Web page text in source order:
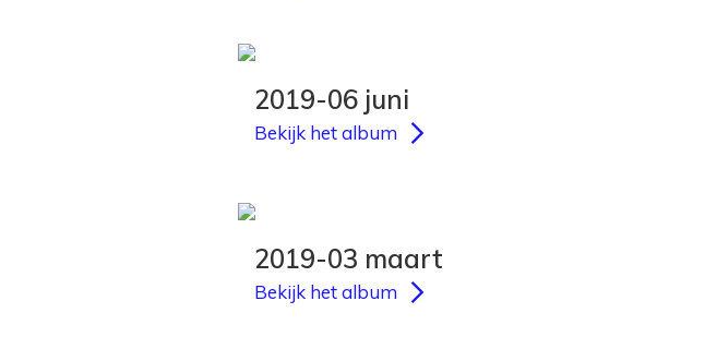
2019-06 juni
Bekijk het album
2019-03 maart
Bekijk het album